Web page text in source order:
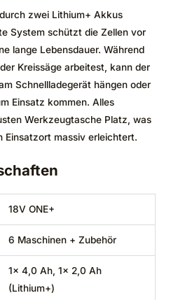
zwei Lithium+ Akkus
System schützt die Zellen vor
lange Lebensdauer. Während
Kreissäge arbeitest, kann der
Schnellladegerät hängen oder
Einsatz kommen. Alles
Werkzeugtasche Platz, was
Einsatzort massiv erleichtert.
18V ONE+
6 Maschinen + Zubehör
1x 4,0 Ah, 1x 2,0 Ah
(Lithium+)